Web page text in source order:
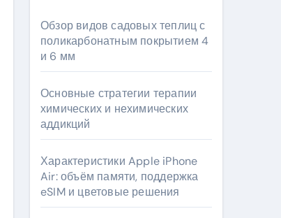
Обзор видов садовых теплиц с
поликарбонатным покрытием 4
и 6 мм
Основные стратегии терапии
химических и нехимических
аддикций
Характеристики Apple iPhone
Air: объём памяти, поддержка
eSIM и цветовые решения